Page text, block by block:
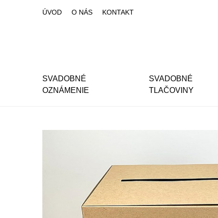
SVADOBNÉ
OZNÁMENIE
SVADOBNÉ
TLAČOVINY
ÚVOD O NÁS KONTAKT